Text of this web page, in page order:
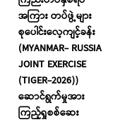
အကြား တပ်ဖွဲ့များ
စုပေါင်းလေ့ကျင့်ခန်း
(MYANMAR- RUSSIA
JOINT EXERCISE
(TIGER-2026))
ဆောင်ရွက်မှုအား
ကြည့်ရှုစစ်ဆေး